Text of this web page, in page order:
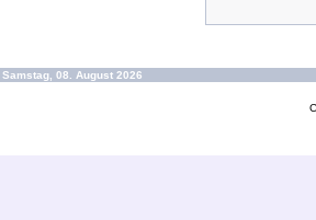
Samstag, 08. August 2026